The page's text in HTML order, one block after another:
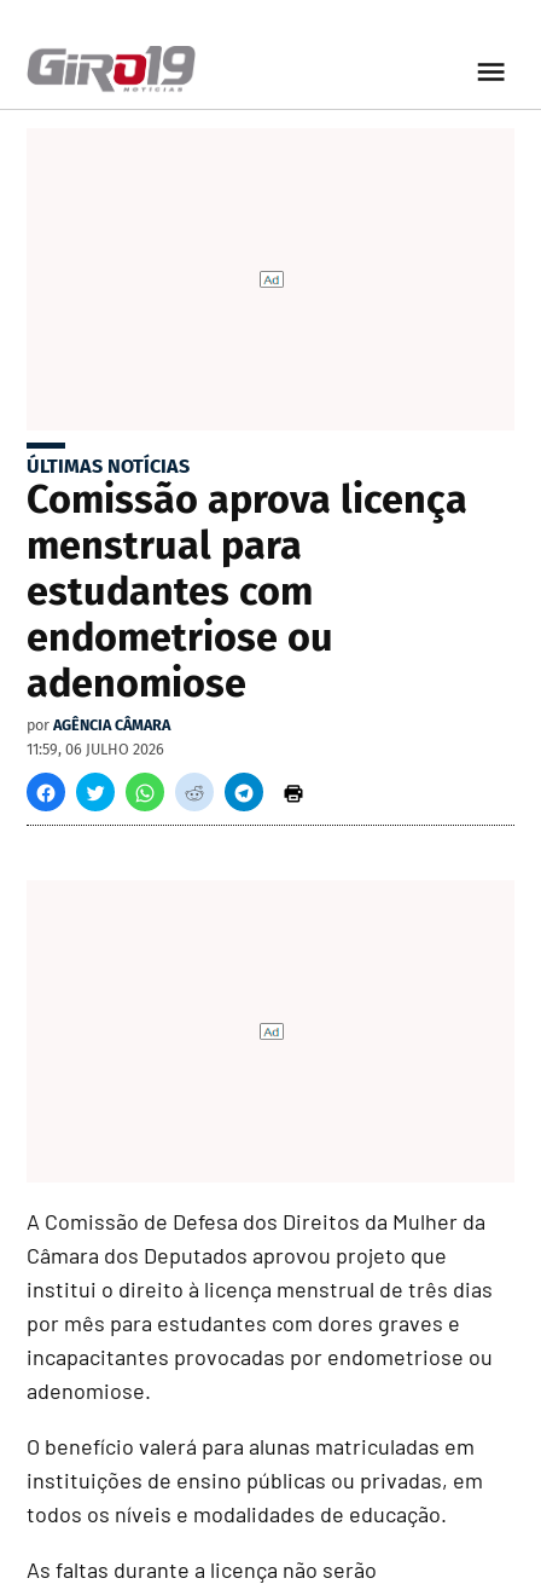
ÚLTIMAS NOTÍCIAS
Comissão aprova licença
menstrual para
estudantes com
endometriose ou
adenomiose
por AGÊNCIA CÂMARA
11:59, 06 JULHO 2026
A Comissão de Defesa dos Direitos da Mulher da
Câmara dos Deputados aprovou projeto que
institui o direito à licença menstrual de três dias
por mês para estudantes com dores graves e
incapacitantes provocadas por endometriose ou
adenomiose.
O benefício valerá para alunas matriculadas em
instituições de ensino públicas ou privadas, em
todos os níveis e modalidades de educação.
As faltas durante a licença não serão